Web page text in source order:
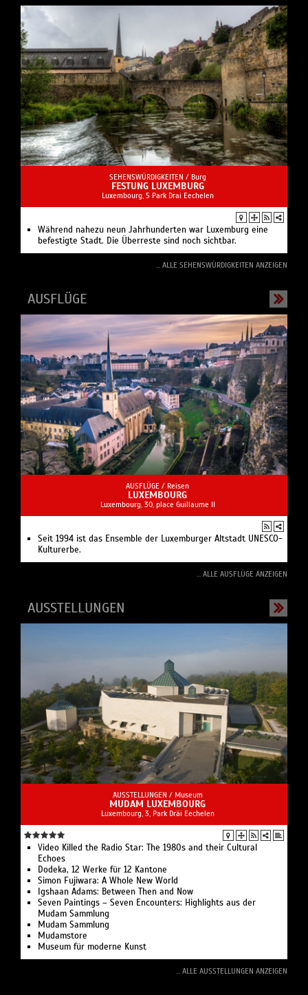
SEHENSWÜRDIGKEITEN / Burg
FESTUNG LUXEMBURG
Luxembourg, 5 Park Drai Eechelen
Während nahezu neun Jahrhunderten war Luxemburg eine
befestigte Stadt. Die Überreste sind noch sichtbar.
... ALLE SEHENSWÜRDIGKEITEN ANZEIGEN
AUSFLÜGE
AUSFLÜGE / Reisen
LUXEMBOURG
Luxembourg, 30, place Guillaume II
Seit 1994 ist das Ensemble der Luxemburger Altstadt UNESCO-
Kulturerbe.
... ALLE AUSFLÜGE ANZEIGEN
AUSSTELLUNGEN
AUSSTELLUNGEN / Museum
MUDAM LUXEMBOURG
Luxembourg, 3, Park Dräi Eechelen
Video Killed the Radio Star: The 1980s and their Cultural
Echoes
Dodeka, 12 Werke für 12 Kantone
Simon Fujiwara: A Whole New World
Igshaan Adams: Between Then and Now
Seven Paintings – Seven Encounters: Highlights aus der
Mudam Sammlung
Mudam Sammlung
Mudamstore
Museum für moderne Kunst
... ALLE AUSSTELLUNGEN ANZEIGEN